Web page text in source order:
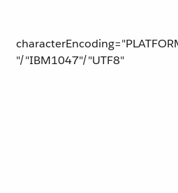
"/"IBM1047"/"UTF8"